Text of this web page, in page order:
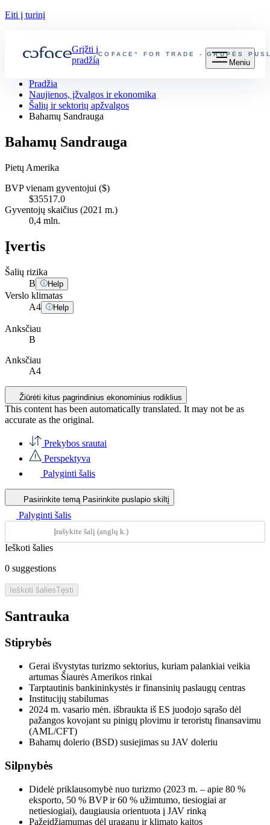
Eiti į turinį
„COFACE“ FOR TRADE - GRUPĖS
Grįžti į
pradžią
Meniu
Pradžia
Naujienos, įžvalgos ir ekonomika
Šalių ir sektorių apžvalgos
Bahamų Sandrauga
Bahamų Sandrauga
Pietų Amerika
BVP vienam gyventojui ($)
$35517.0
Gyventojų skaičius (2021 m.)
0,4 mln.
Įvertis
Šalių rizika
B
Help
Verslo klimatas
A4 Help
Anksčiau
B
Anksčiau
A4
Žiūrėti kitus pagrindinius ekonominius rodiklius
This content has been automatically translated. It may not be as
accurate as the original.
Prekybos srautai
Perspektyva
Palyginti šalis
Pasirinkite temą Pasirinkite puslapio skiltį
Palyginti šalis
Ieškoti šalies
0 suggestions
Ieškoti šaliesTęsti
Santrauka
Stiprybės
Gerai išvystytas turizmo sektorius, kuriam palankiai veikia
artumas Šiaurės Amerikos rinkai
Tarptautinis bankininkystės ir finansinių paslaugų centras
Institucijų stabilumas
2024 m. vasario mėn. išbraukta iš ES juodojo sąrašo dėl
pažangos kovojant su pinigų plovimu ir teroristų finansavimu
(AML/CFT)
Bahamų dolerio (BSD) susiejimas su JAV doleriu
Silpnybės
Didelė priklausomybė nuo turizmo (2023 m. – apie 80 %
eksporto, 50 % BVP ir 60 % užimtumo, tiesiogiai ar
netiesiogiai), daugiausia orientuota į JAV rinką
Pažeidžiamumas dėl uraganų ir klimato kaitos